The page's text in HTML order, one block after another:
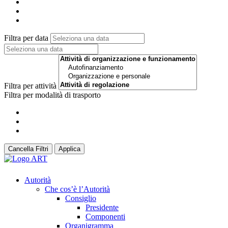
Filtra per data
Filtra per attività
Filtra per modalità di trasporto
Cancella Filtri Applica
Autorità
Che cos’è l’Autorità
Consiglio
Presidente
Componenti
Organigramma